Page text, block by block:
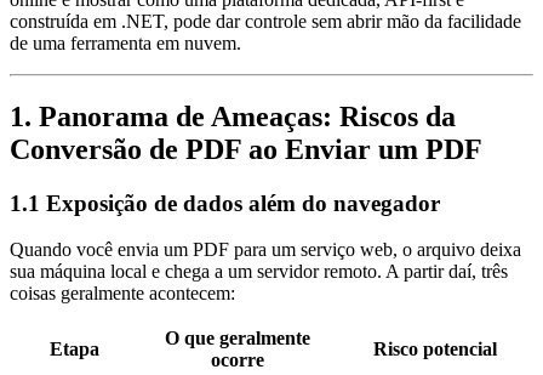
construída em .NET, pode dar controle sem abrir mão da facilidade
de uma ferramenta em nuvem.
1. Panorama de Ameaças: Riscos da
Conversão de PDF ao Enviar um PDF
1.1 Exposição de dados além do navegador
Quando você envia um PDF para um serviço web, o arquivo deixa
sua máquina local e chega a um servidor remoto. A partir daí, três
coisas geralmente acontecem:
Etapa
O que geralmente
ocorre
Risco potencial